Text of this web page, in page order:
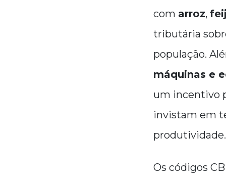
com arroz,
tributária
população.
máquinas e
um incentivo
invistam em
produtividade.
Os códigos